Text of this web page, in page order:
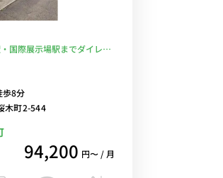
国際展示場駅までダイレク
タル中！
8分
木町2-544
94,200 円〜 / 月